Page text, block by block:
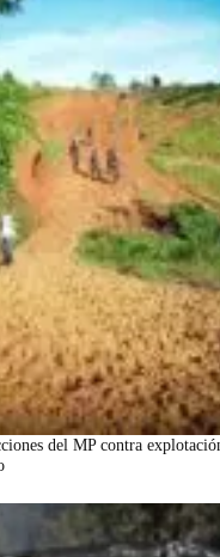
del MP contra